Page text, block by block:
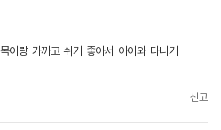
이랑 가까고 쉬기 좋아서 아이와 다니기
신고